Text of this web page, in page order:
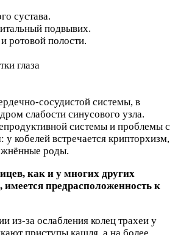
сустава.
подвывих.
ротовой полости.
глаза
сосудистой системы, в
слабости синусового узла.
системы и проблемы с
кобелей встречается крипторхизм,
роды.
как и у многих других
предрасположенность к
из-за ослабления колец трахеи у